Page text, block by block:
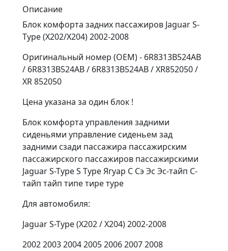
Описание
Блок комфорта задних пассажиров Jaguar S-
Type (X202/X204) 2002-2008
Оригинальный номер (OEM) - 6R8313B524AB
/ 6R8313B524AB / 6R8313B524AB / XR852050 /
XR 852050
Цена указана за один блок !
Блок комфорта управления задними
сиденьями управление сиденьем зад
задними сзади пассажира пассажирским
пассажирского пассажиров пассажирскими
Jaguar S-Type S Type Ягуар С Сэ Эс Эс-тайп С-
тайп тайп типе тире туре
Для автомобиля:
Jaguar S-Type (X202 / X204) 2002-2008
2002 2003 2004 2005 2006 2007 2008